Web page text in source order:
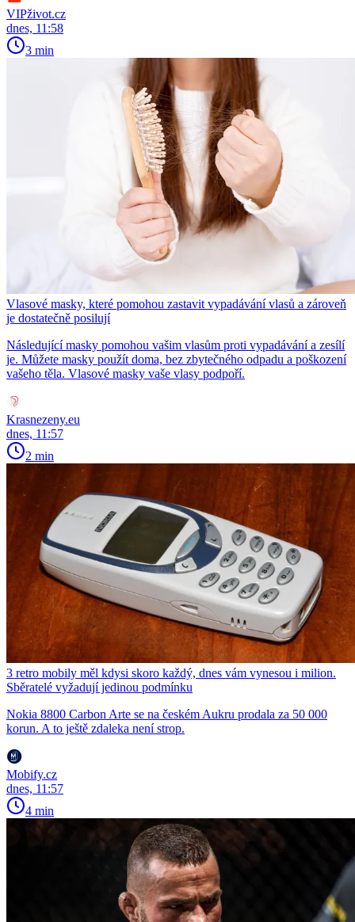
VIPživot.cz
dnes, 11:58
3 min
Vlasové masky, které pomohou zastavit vypadávání vlasů a zároveň
je dostatečně posilují
Následující masky pomohou vašim vlasům proti vypadávání a zesílí
je. Můžete masky použít doma, bez zbytečného odpadu a poškození
vašeho těla. Vlasové masky vaše vlasy podpoří.
Krasnezeny.eu
dnes, 11:57
2 min
3 retro mobily měl kdysi skoro každý, dnes vám vynesou i milion.
Sběratelé vyžadují jedinou podmínku
Nokia 8800 Carbon Arte se na českém Aukru prodala za 50 000
korun. A to ještě zdaleka není strop.
Mobify.cz
dnes, 11:57
4 min